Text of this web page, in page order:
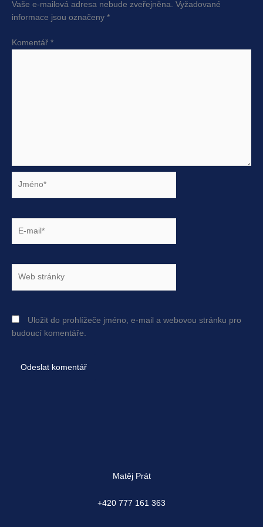
Vaše e-mailová adresa nebude zveřejněna. Vyžadované
informace jsou označeny *
Komentář *
mail*
Uložit do prohlížeče jméno, e-mail a webovou stránku pro
budoucí komentáře.
Matěj Prát
+420 777 161 363